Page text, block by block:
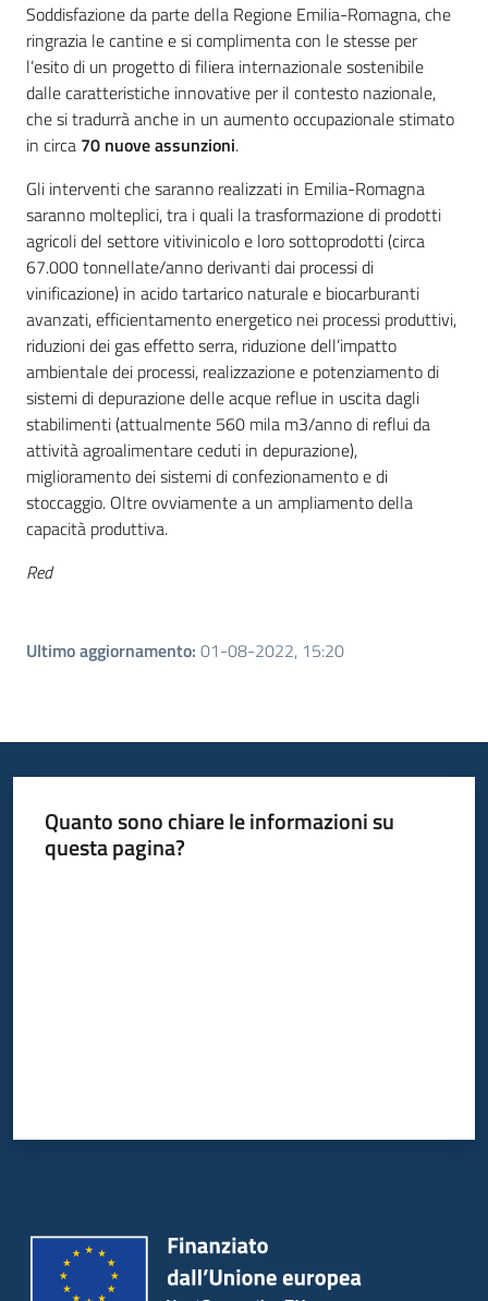
Soddisfazione da parte della Regione Emilia-Romagna, che
ringrazia le cantine e si complimenta con le stesse per
l’esito di un progetto di filiera internazionale sostenibile
dalle caratteristiche innovative per il contesto nazionale,
che si tradurrà anche in un aumento occupazionale stimato
in circa 70 nuove assunzioni.
Gli interventi che saranno realizzati in Emilia-Romagna
saranno molteplici, tra i quali la trasformazione di prodotti
agricoli del settore vitivinicolo e loro sottoprodotti (circa
67.000 tonnellate/anno derivanti dai processi di
vinificazione) in acido tartarico naturale e biocarburanti
avanzati, efficientamento energetico nei processi produttivi,
riduzioni dei gas effetto serra, riduzione dell’impatto
ambientale dei processi, realizzazione e potenziamento di
sistemi di depurazione delle acque reflue in uscita dagli
stabilimenti (attualmente 560 mila m3/anno di reflui da
attività agroalimentare ceduti in depurazione),
miglioramento dei sistemi di confezionamento e di
stoccaggio. Oltre ovviamente a un ampliamento della
capacità produttiva.
Red
Ultimo aggiornamento: 01-08-2022, 15:20
Quanto sono chiare le informazioni su
questa pagina?